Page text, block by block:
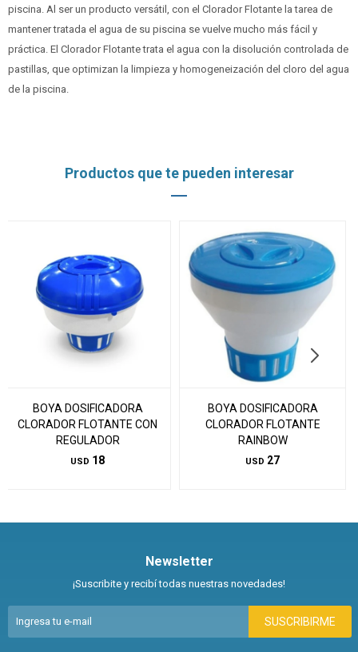
piscina. Al ser un producto versátil, con el Clorador Flotante la tarea de
mantener tratada el agua de su piscina se vuelve mucho más fácil y
práctica. El Clorador Flotante trata el agua con la disolución controlada de
pastillas, que optimizan la limpieza y homogeneización del cloro del agua
de la piscina.
Productos que te pueden interesar
BOYA DOSIFICADORA
CLORADOR FLOTANTE CON
REGULADOR
USD 18
BOYA DOSIFICADORA
CLORADOR FLOTANTE
RAINBOW
USD 27
Newsletter
¡Suscribite y recibí todas nuestras novedades!
SUSCRIBIRME